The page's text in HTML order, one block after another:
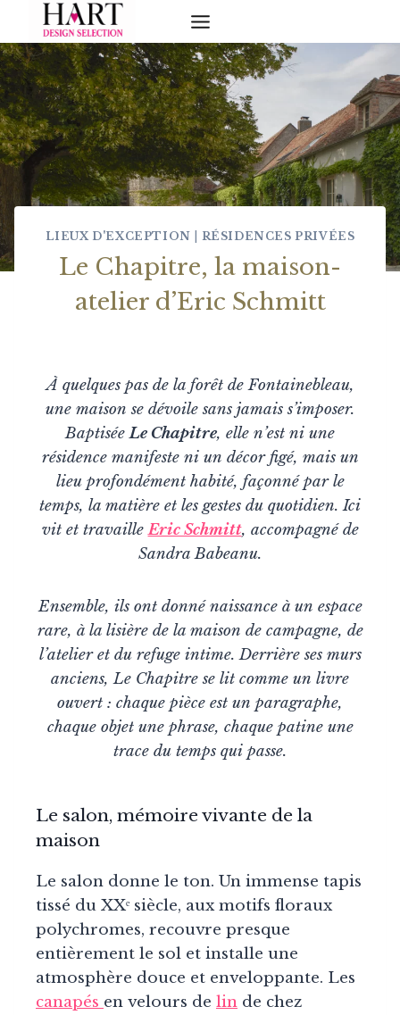
content
LIEUX D'EXCEPTION RÉSIDENCES PRIVÉES
Le Chapitre, la maison-
atelier d’Eric Schmitt
À quelques pas de la forêt de Fontainebleau,
une maison se dévoile sans jamais s’imposer.
BaptiséeLe Chapitre, elle n’est ni une
résidence manifeste ni un décor figé, mais un
lieu profondément habité, façonné par le
temps, la matière et les gestes du quotidien. Ici
vit et travailleEric Schmitt, accompagné de
Sandra Babeanu.
Ensemble, ils ont donné naissance à un espace
rare, à la lisière de la maison de campagne, de
l’atelier et du refuge intime. Derrière ses murs
anciens, Le Chapitre se lit comme un livre
ouvert : chaque pièce est un paragraphe,
chaque objet une phrase, chaque patine une
trace du temps qui passe.
Le salon, mémoire vivante de la
maison
Le salon donne le ton. Un immense tapis
tissé du XXᵉ siècle, aux motifs floraux
polychromes, recouvre presque
entièrement le sol et installe une
atmosphère douce et enveloppante. Les
canapés en velours de lin de chez